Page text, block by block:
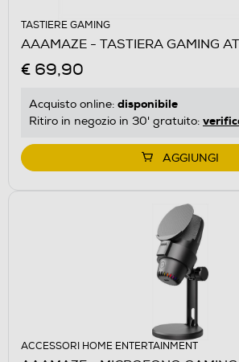
TASTIERE GAMING
AAAMAZE - TASTIERA GAMING
€ 69,90
Acquisto online: disponibile
Ritiro in negozio in 30' gratuito:
AGGIUNGI
ACCESSORI HOME ENTERTAINMENT